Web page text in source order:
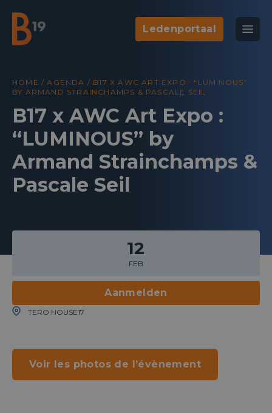
National Business Club & Networking
Ledenportaal
HOME /AGENDA / B17 X AWC ART EXPO : “LUMINOUS”
BY ARMAND STRAINCHAMPS & PASCALE SEIL
B17 x AWC Art Expo :
“LUMINOUS” by
Armand Strainchamps &
Pascale Seil
12
FEB
Aanmelden
TERO HOUSE17
Voir les photos de l’évènement